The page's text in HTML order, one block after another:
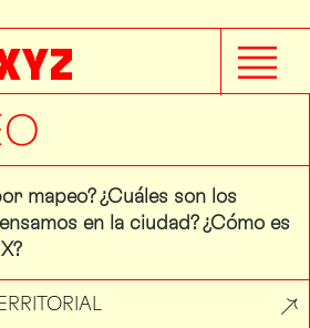
YZ
mapeo? ¿Cuáles son los
en la ciudad? ¿Cómo es